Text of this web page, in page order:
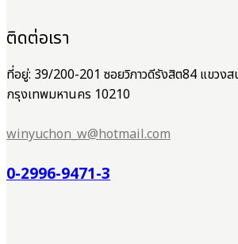
ติดต่อเรา
ที่อยู่: 39/200-201 ซอยวิภาวดีรังสิต84 แขวง
กรุงเทพมหานคร 10210
winyuchon_w@hotmail.com
0-2996-9471-3